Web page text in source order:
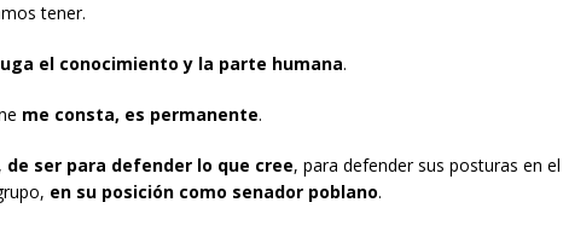
tener.
el conocimiento y la parte humana.
me consta, es permanente.
de ser para defender lo que cree, para defender sus posturas en el
en su posición como senador poblano.